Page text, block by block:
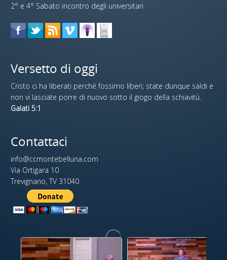
2° e 4° Sabato incontro degli universitari
Versetto di oggi
Cristo ci ha liberati perché fossimo liberi; state dunque saldi e
non vi lasciate porre di nuovo sotto il giogo della schiavitù.
Galati 5:1
Contattaci
info@ccmontebelluna.com
Via Ortigara 10
Trevignano, TV 31040